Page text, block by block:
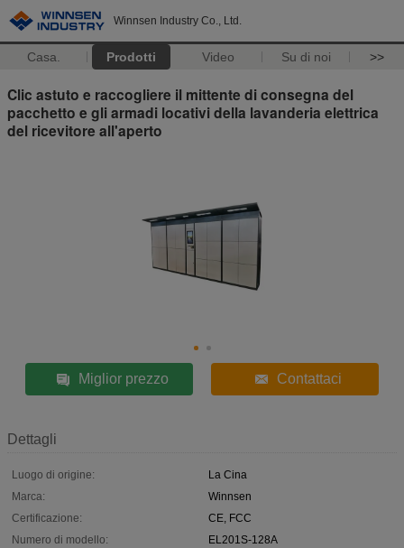
Winnsen Industry Co., Ltd.
Casa. Prodotti Video Su di noi >>
Clic astuto e raccogliere il mittente di consegna del
pacchetto e gli armadi locativi della lavanderia elettrica
del ricevitore all'aperto
Miglior prezzo Contattaci
Dettagli
Luogo di origine:
La Cina
Marca:
Winnsen
Certificazione:
CE, FCC
Numero di modello:
EL201S-128A